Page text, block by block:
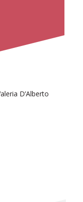
D’Alberto